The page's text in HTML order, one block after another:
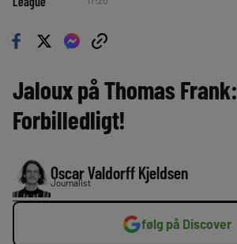
Jaloux på Thomas Frank:
Forbilledligt!
Oscar Valdorff Kjeldsen
Journalist
følg på Discover